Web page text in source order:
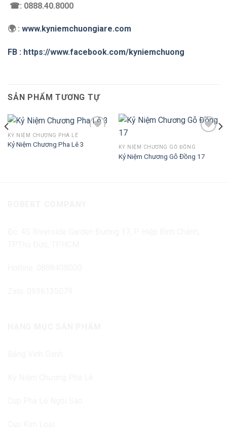
☎: 0888.40.8000
🌍 : www.kyniemchuongiare.com
FB : https://www.facebook.com/kyniemchuong
SẢN PHẨM TƯƠNG TỰ
KỶ NIỆM CHƯƠNG PHA LÊ
Kỷ Niệm Chương Pha Lê 3
Add to
KỶ NIỆM CHƯƠNG GỖ ĐỒNG
Kỷ Niệm Chương Gỗ Đồng 17